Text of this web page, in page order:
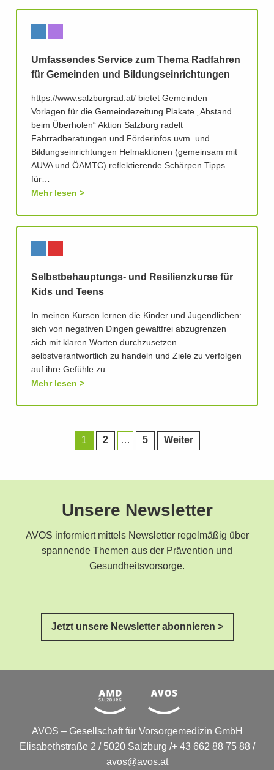
Umfassendes Service zum Thema Radfahren
für Gemeinden und Bildungseinrichtungen
https://www.salzburgrad.at/ bietet Gemeinden
Vorlagen für die Gemeindezeitung Plakate „Abstand
beim Überholen“ Aktion Salzburg radelt
Fahrradberatungen und Förderinfos uvm. und
Bildungseinrichtungen Helmaktionen (gemeinsam mit
AUVA und ÖAMTC) reflektierende Schärpen Tipps
für…
Mehr lesen
Selbstbehauptungs- und Resilienzkurse für
Kids und Teens
In meinen Kursen lernen die Kinder und Jugendlichen:
sich von negativen Dingen gewaltfrei abzugrenzen
sich mit klaren Worten durchzusetzen
selbstverantwortlich zu handeln und Ziele zu verfolgen
auf ihre Gefühle zu…
Mehr lesen
1 2 … 5 Weiter
Unsere Newsletter
AVOS informiert mittels Newsletter regelmäßig über
spannende Themen aus der Prävention und
Gesundheitsvorsorge.
Jetzt unsere Newsletter abonnieren >
AVOS – Gesellschaft für Vorsorgemedizin GmbH
Elisabethstraße 2 / 5020 Salzburg /+ 43 662 88 75 88 /
avos@avos.at